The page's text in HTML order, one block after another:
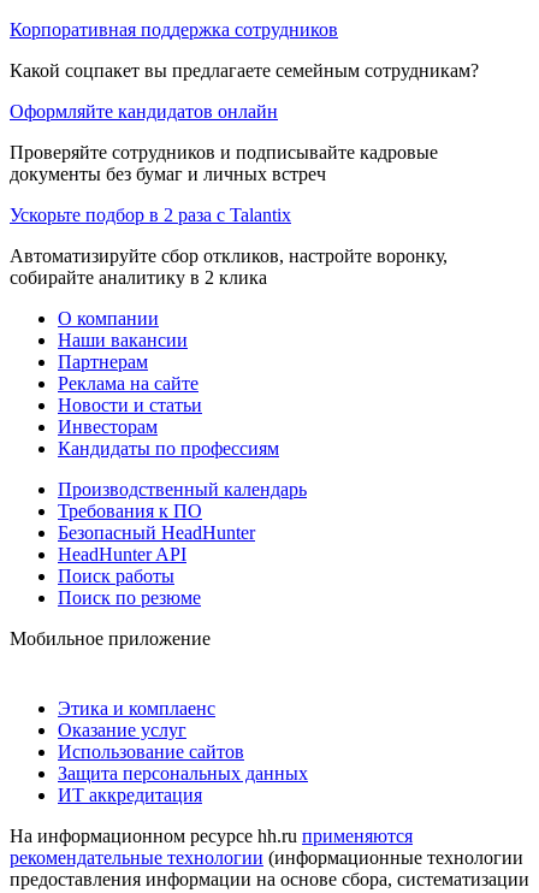
Корпоративная поддержка сотрудников
Какой соцпакет вы предлагаете семейным сотрудникам?
Оформляйте кандидатов онлайн
Проверяйте сотрудников и подписывайте кадровые
документы без бумаг и личных встреч
Ускорьте подбор в 2 раза с Talantix
Автоматизируйте сбор откликов, настройте воронку,
собирайте аналитику в 2 клика
О компании
Наши вакансии
Партнерам
Реклама на сайте
Новости и статьи
Инвесторам
Кандидаты по профессиям
Производственный календарь
Требования к ПО
Безопасный HeadHunter
HeadHunter API
Поиск работы
Поиск по резюме
Мобильное приложение
Этика и комплаенс
Оказание услуг
Использование сайтов
Защита персональных данных
ИТ аккредитация
На информационном ресурсе hh.ru применяются
рекомендательные технологии (информационные технологии
предоставления информации на основе сбора, систематизации